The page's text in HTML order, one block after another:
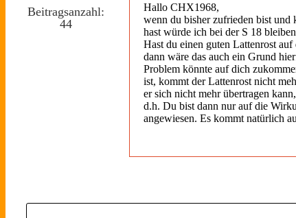
Beitragsanzahl:
44
Hallo CHX1968,
wenn du bisher zufrieden bist und
hast würde ich bei der S 18
Hast du einen guten Lattenrost
dann wäre das auch ein Grund
Problem könnte auf dich
ist, kommt der Lattenrost nicht
er sich nicht mehr übertragen kann,
d.h. Du bist dann nur auf die
angewiesen. Es kommt natürlich